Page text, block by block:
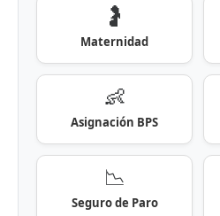
🤰
Maternidad
👶
Asignación BPS
📉
Seguro de Paro